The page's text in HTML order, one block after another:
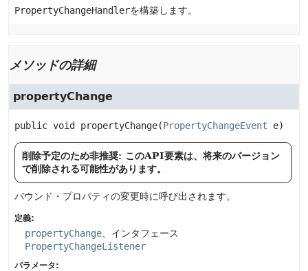
PropertyChangeHandlerを構築します。
メソッドの詳細
propertyChange
public void propertyChange(PropertyChangeEvent e)
削除予定のため非推奨: このAPI要素は、将来のバージョン
で削除される可能性があります。
バウンド・プロパティの変更時に呼び出されます。
定義:
propertyChange 、インタフェース
PropertyChangeListener
パラメータ: